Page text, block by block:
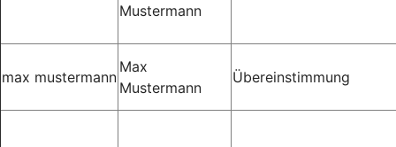
Mustermann
max mustermann
Max
Mustermann
Übereinstimmung